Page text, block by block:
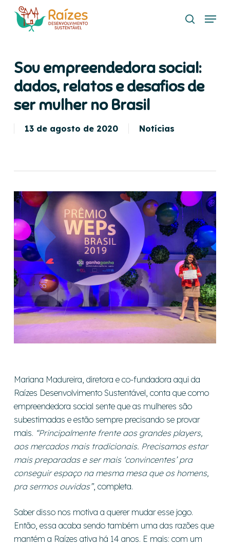
search
Menu
Sou empreendedora social:
dados, relatos e desafios de
ser mulher no Brasil
13 de agosto de 2020 Notícias
Mariana Madureira, diretora e co-fundadora aqui da
Raízes Desenvolvimento Sustentável, conta que como
empreendedora social sente que as mulheres são
subestimadas e estão sempre precisando se provar
mais. “Principalmente frente aos grandes players,
aos mercados mais tradicionais. Precisamos estar
mais preparadas e ser mais ‘convincentes’ pra
conseguir espaço na mesma mesa que os homens,
pra sermos ouvidas”, completa.
Saber disso nos motiva a querer mudar esse jogo.
Então, essa acaba sendo também uma das razões que
mantém a Raízes ativa há 14 anos. E mais: com um